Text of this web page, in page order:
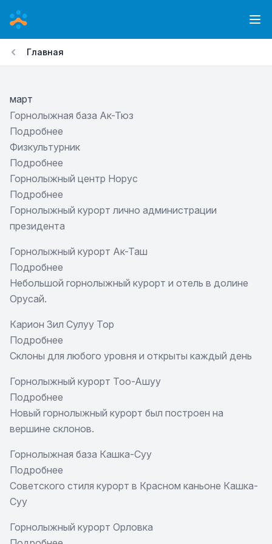
Перейти
основному
содержанию
Главная
март
Горнолыжная база Ак-Тюз
Подробнее
Горнолыжная
Ак-
Физкультурник
Подробнее
Физкультурник
Горнолыжный центр Норус
Подробнее
Горнолыжный
центр
Горнолыжный курорт лично администрации
президента
Горнолыжный курорт Ак-Таш
Подробнее
Горнолыжный
Таш
Небольшой горнолыжный курорт и отель в долине
Орусай.
Карион Зил Сулуу Тор
Подробнее
Карион
Сулуу
Склоны для любого уровня и открыты каждый день
Горнолыжный курорт Тоо-Ашуу
Подробнее
Горнолыжный
курорт
Ашуу
Новый горнолыжный курорт был построен на
вершине склонов.
Горнолыжная база Кашка-Суу
Подробнее
Горнолыжная
Суу
Советского стиля курорт в Красном каньоне Кашка-
Суу
Горнолыжный курорт Орловка